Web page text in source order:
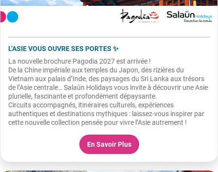
L’ASIE VOUS OUVRE SES PORTES ✨
La nouvelle brochure Pagodia 2027 est arrivée !
De la Chine impériale aux temples du Japon, des rizières du
Vietnam aux palais d’Inde, des paysages du Sri Lanka aux trésors
de l’Asie centrale… Salaün Holidays vous invite à découvrir une Asie
plurielle, fascinante et profondément dépaysante.
Circuits accompagnés, itinéraires culturels, expériences
authentiques et destinations mythiques : laissez-vous inspirer par
cette nouvelle collection pensée pour vivre l’Asie autrement !
En Savoir Plus